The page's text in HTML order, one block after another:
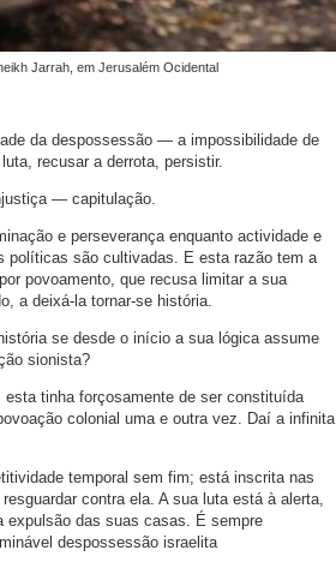
Jarrah, em Jerusalém Ocidental
da despossessão — a impossibilidade de
recusar a derrota, persistir.
— capitulação.
e perseverança enquanto actividade e
políticas são cultivadas. E esta razão tem a
povoamento, que recusa limitar a sua
a deixá-la tornar-se história.
se desde o início a sua lógica assume
sionista?
tinha forçosamente de ser constituída
colonial uma e outra vez. Daí a infinita
temporal sem fim; está inscrita nas
contra ela. A sua luta está à alerta,
expulsão das suas casas. É sempre
despossessão israelita